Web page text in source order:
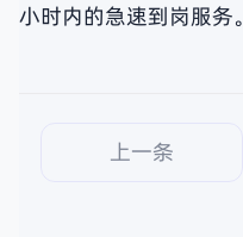
小时内的急速到岗服务。
上一条